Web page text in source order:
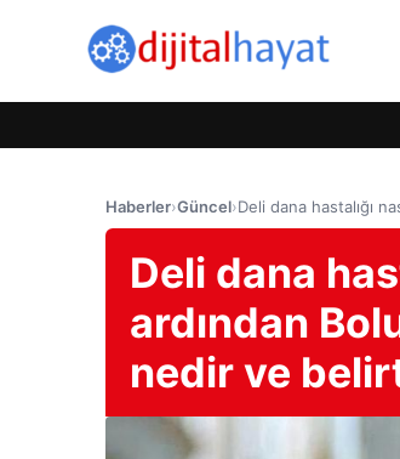
Haberler›Güncel›Deli dana hastalığı
Deli dana
ardından
nedir ve